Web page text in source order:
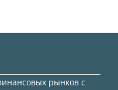
рынков с